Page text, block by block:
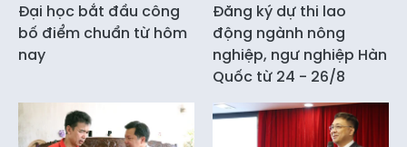
Đại học bắt đầu công
bố điểm chuẩn từ hôm
nay
Đăng ký dự thi lao
động ngành nông
nghiệp, ngư nghiệp Hàn
Quốc từ 24 - 26/8